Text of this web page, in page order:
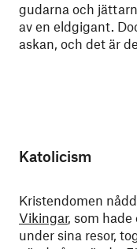
gudarna och
av en eldgigant.
askan, och det är
Katolicism
Kristendomen
Vikingar, som
under sina resor,